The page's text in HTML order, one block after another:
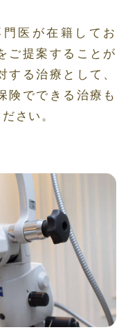
医が在籍してお
ご提案することが
する治療として、
険でできる治療も
さい。